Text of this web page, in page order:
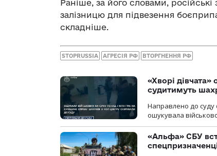
Раніше, за його словами,
залізницю для підвезення
складніше.
STOPRUSSIA АГРЕСІЯ РФ ВТОРГНЕННЯ РФ
«Хворі
судитимуть
Направлено до суду
ошукувала
«Альфа» СБУ